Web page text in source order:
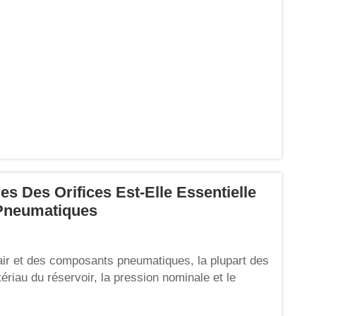
d’outils, les vérins de serrage, les buses de
les portes automatiques et l’évacuation
Des Orifices Est-Elle Essentielle
et des composants pneumatiques, la plupart des
du réservoir, la pression nominale et le
d’usinage des filetages. En tant que nœud